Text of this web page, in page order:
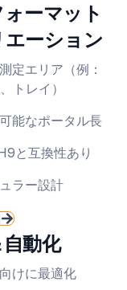
ーマット
エーション
定エリア（例：
トレイ）
能なポータル長
と互換性あり
ラー設計
動化
けに最適化